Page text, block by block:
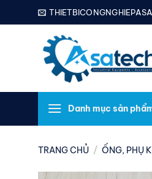
qua
Danh mục sản
TRANG CHỦ / ỐNG, PHỤ